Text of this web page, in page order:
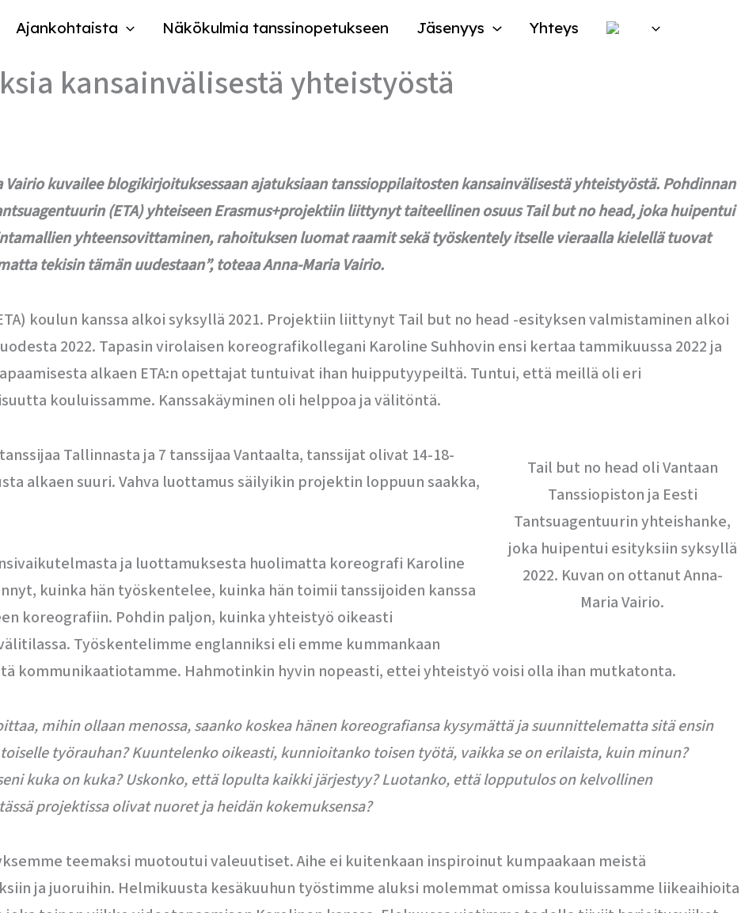
Ajankohtaista Näkökulmia tanssinopetukseen Jäsenyys Yhteys
kansainvälisestä yhteistyöstä
kuvailee blogikirjoituksessaan ajatuksiaan tanssioppilaitosten kansainvälisestä yhteistyöstä. Pohdinnan
(ETA) yhteiseen Erasmus+projektiin liittynyt taiteellinen osuus Tail but no head, joka huipentui
yhteensovittaminen, rahoituksen luomat raamit sekä työskentely itselle vieraalla kielellä tuovat
tekisin tämän uudestaan”, toteaa Anna-Maria Vairio.
koulun kanssa alkoi syksyllä 2021. Projektiin liittynyt Tail but no head -esityksen valmistaminen alkoi
2022. Tapasin virolaisen koreografikollegani Karoline Suhhovin ensi kertaa tammikuussa 2022 ja
alkaen ETA:n opettajat tuntuivat ihan huipputyypeiltä. Tuntui, että meillä oli eri
kouluissamme. Kanssakäyminen oli helppoa ja välitöntä.
Tail but no head oli Vantaan
Tanssiopiston ja Eesti
Tantsuagentuurin yhteishanke,
joka huipentui esityksiin syksyllä
2022. Kuvan on ottanut Anna-
Maria Vairio.
Tallinnasta ja 7 tanssijaa Vantaalta, tanssijat olivat 14-18-
alkaen suuri. Vahva luottamus säilyikin projektin loppuun saakka,
ja luottamuksesta huolimatta koreografi Karoline
kuinka hän työskentelee, kuinka hän toimii tanssijoiden kanssa
koreografiin. Pohdin paljon, kuinka yhteistyö oikeasti
Työskentelimme englanniksi eli emme kummankaan
kommunikaatiotamme. Hahmotinkin hyvin nopeasti, ettei yhteistyö voisi olla ihan mutkatonta.
mihin ollaan menossa, saanko koskea hänen koreografiansa kysymättä ja suunnittelematta sitä ensin
työrauhan? Kuuntelenko oikeasti, kunnioitanko toisen työtä, vaikka se on erilaista, kuin minun?
kuka on kuka? Uskonko, että lopulta kaikki järjestyy? Luotanko, että lopputulos on kelvollinen
projektissa olivat nuoret ja heidän kokemuksensa?
teemaksi muotoutui valeuutiset. Aihe ei kuitenkaan inspiroinut kumpaakaan meistä
ja juoruihin. Helmikuusta kesäkuuhun työstimme aluksi molemmat omissa kouluissamme liikeaihioita